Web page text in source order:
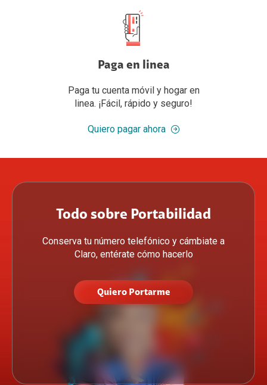
Paga en linea
Paga tu cuenta móvil y hogar en
linea. ¡Fácil, rápido y seguro!
Quiero pagar ahora
Todo sobre Portabilidad
Conserva tu número telefónico y cámbiate a
Claro, entérate cómo hacerlo
Quiero Portarme